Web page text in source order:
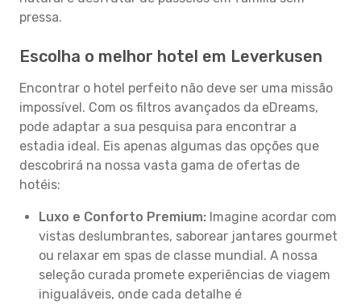
pressa.
Escolha o melhor hotel em Leverkusen
Encontrar o hotel perfeito não deve ser uma missão
impossível. Com os filtros avançados da eDreams,
pode adaptar a sua pesquisa para encontrar a
estadia ideal. Eis apenas algumas das opções que
descobrirá na nossa vasta gama de ofertas de
hotéis:
Luxo e Conforto Premium: Imagine acordar com
vistas deslumbrantes, saborear jantares gourmet
ou relaxar em spas de classe mundial. A nossa
seleção curada promete experiências de viagem
inigualáveis, onde cada detalhe é